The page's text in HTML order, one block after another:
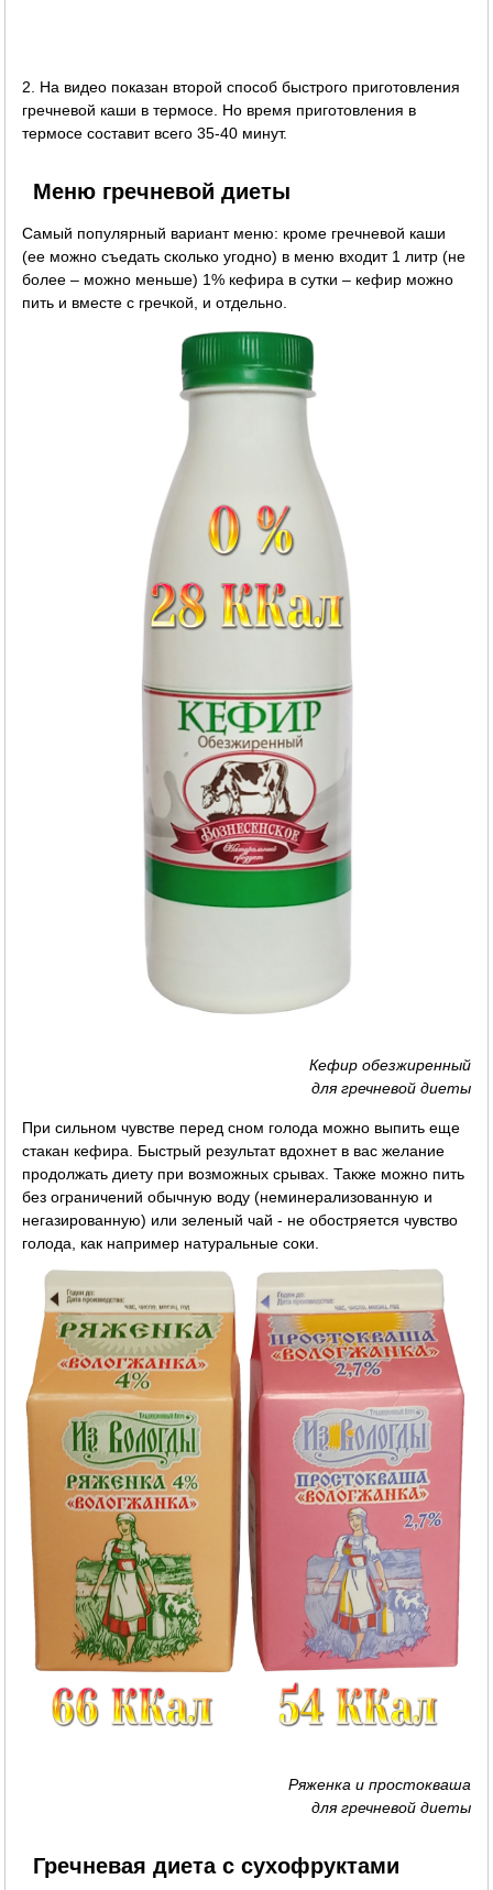
2. На видео показан второй способ быстрого приготовления
гречневой каши в термосе. Но время приготовления в
термосе составит всего 35-40 минут.
Меню гречневой диеты
Самый популярный вариант меню: кроме гречневой каши
(ее можно съедать сколько угодно) в меню входит 1 литр (не
более – можно меньше) 1% кефира в сутки – кефир можно
пить и вместе с гречкой, и отдельно.
Кефир обезжиренный
для гречневой диеты
При сильном чувстве перед сном голода можно выпить еще
стакан кефира. Быстрый результат вдохнет в вас желание
продолжать диету при возможных срывах. Также можно пить
без ограничений обычную воду (неминерализованную и
негазированную) или зеленый чай - не обостряется чувство
голода, как например натуральные соки.
Ряженка и простокваша
для гречневой диеты
Гречневая диета с сухофруктами